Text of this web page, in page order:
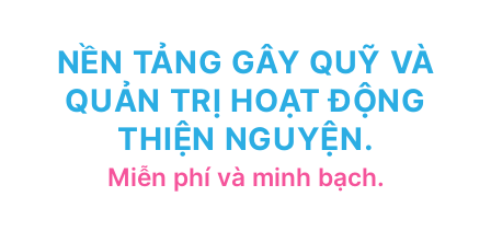
NỀN TẢNG GÂY QUỸ VÀ
QUẢN TRỊ HOẠT ĐỘNG
THIỆN NGUYỆN.
Miễn phí và minh bạch.